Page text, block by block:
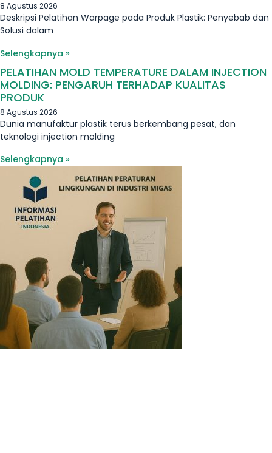
8 Agustus 2026
Deskripsi Pelatihan Warpage pada Produk Plastik: Penyebab dan
Solusi dalam
Selengkapnya »
PELATIHAN MOLD TEMPERATURE DALAM INJECTION
MOLDING: PENGARUH TERHADAP KUALITAS
PRODUK
8 Agustus 2026
Dunia manufaktur plastik terus berkembang pesat, dan
teknologi injection molding
Selengkapnya »